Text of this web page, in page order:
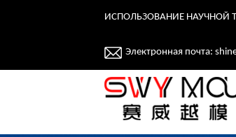
ИСПОЛЬЗОВАНИЕ НАУЧНОЙ
Электронная почта: